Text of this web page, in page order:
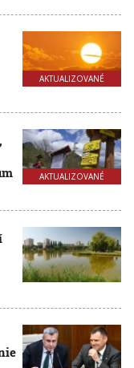
AKTUALIZOVANÉ
AKTUALIZOVANÉ